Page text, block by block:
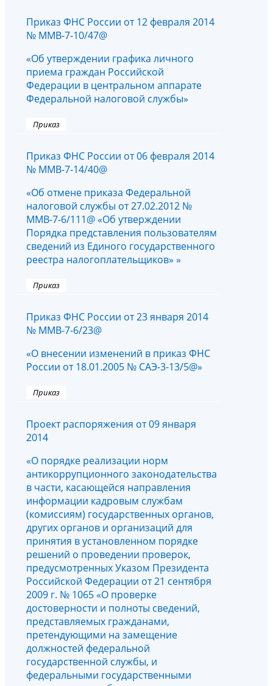
Приказ ФНС России от 12 февраля 2014
№ ММВ-7-10/47@
«Об утверждении графика личного
приема граждан Российской
Федерации в центральном аппарате
Федеральной налоговой службы»
Приказ
Приказ ФНС России от 06 февраля 2014
№ ММВ-7-14/40@
«Об отмене приказа Федеральной
налоговой службы от 27.02.2012 №
ММВ-7-6/111@ «Об утверждении
Порядка представления пользователям
сведений из Единого государственного
реестра налогоплательщиков» »
Приказ
Приказ ФНС России от 23 января 2014
№ ММВ-7-6/23@
«О внесении изменений в приказ ФНС
России от 18.01.2005 № САЭ-3-13/5@»
Приказ
Проект распоряжения от 09 января
2014
«О порядке реализации норм
антикоррупционного законодательства
в части, касающейся направления
информации кадровым службам
(комиссиям) государственных органов,
других органов и организаций для
принятия в установленном порядке
решений о проведении проверок,
предусмотренных Указом Президента
Российской Федерации от 21 сентября
2009 г. № 1065 «О проверке
достоверности и полноты сведений,
представляемых гражданами,
претендующими на замещение
должностей федеральной
государственной службы, и
федеральными государственными